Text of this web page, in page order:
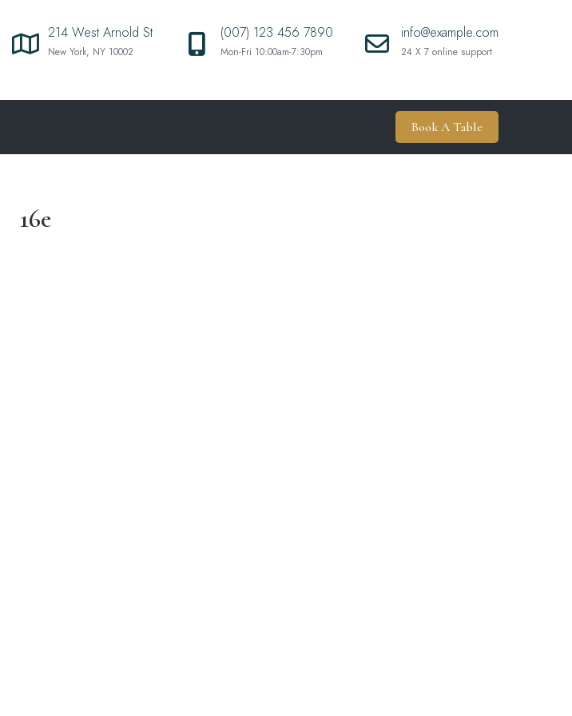
214 West Arnold St
New York, NY 10002
(007) 123 456 7890
Mon-Fri 10:00am-7:30pm
info@example.com
24 X 7 online support
Book A Table
16e